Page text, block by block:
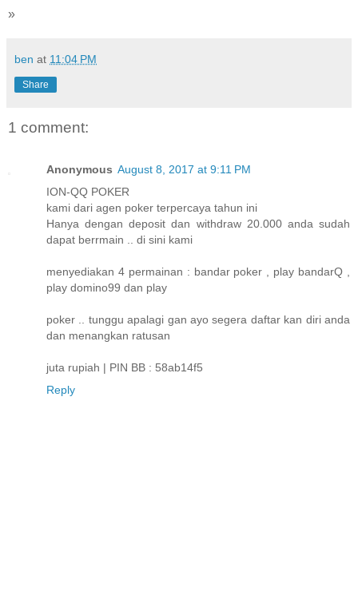
»
ben at 11:04 PM
Share
1 comment:
Anonymous August 8, 2017 at 9:11 PM
ION-QQ POKER
kami dari agen poker terpercaya tahun ini
Hanya dengan deposit dan withdraw 20.000 anda sudah
dapat berrmain .. di sini kami
menyediakan 4 permainan : bandar poker , play bandarQ ,
play domino99 dan play
poker .. tunggu apalagi gan ayo segera daftar kan diri anda
dan menangkan ratusan
juta rupiah | PIN BB : 58ab14f5
Reply